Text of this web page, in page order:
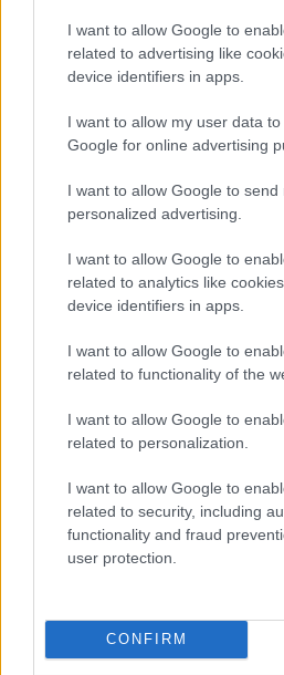
I want to allow Google to
related to advertising like
device identifiers in apps.
I want to allow my user data
Google for online advertising
I want to allow Google to send
personalized advertising.
I want to allow Google to
related to analytics like
device identifiers in apps.
I want to allow Google to
related to functionality of the
I want to allow Google to
related to personalization.
I want to allow Google to
related to security, including
functionality and fraud
user protection.
CONFIRM
Ezt hozza 2026.
augusztus 9. a
elengedés és befejezés
Sárga izzadságfoltok a
fehér pólón? A filléres